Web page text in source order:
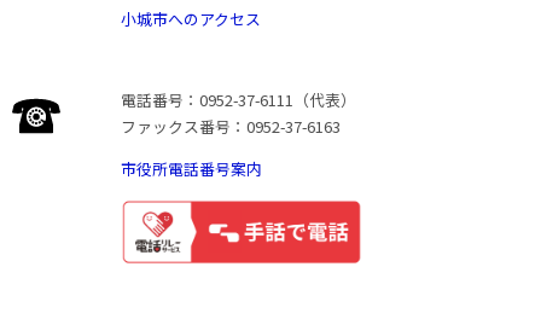
小城市へのアクセス
電話番号：0952-37-6111（代表）
ファックス番号：0952-37-6163
市役所電話番号案内